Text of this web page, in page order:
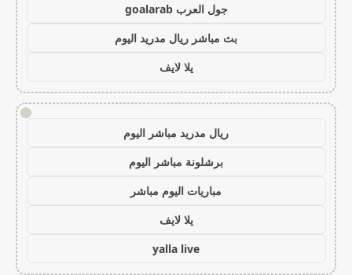
جول العرب goalarab
بث مباشر ريال مدريد اليوم
يلا لايف
!
ريال مدريد مباشر اليوم
برشلونة مباشر اليوم
مباريات اليوم مباشر
يلا لايف
yalla live